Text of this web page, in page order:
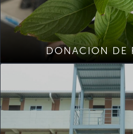
DONACION DE